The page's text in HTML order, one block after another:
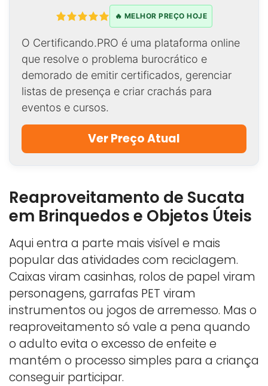
🔥 MELHOR PREÇO HOJE
O Certificando.PRO é uma plataforma online
que resolve o problema burocrático e
demorado de emitir certificados, gerenciar
listas de presença e criar crachás para
eventos e cursos.
Ver Preço Atual
Reaproveitamento de Sucata
em Brinquedos e Objetos Úteis
Aqui entra a parte mais visível e mais
popular das atividades com reciclagem.
Caixas viram casinhas, rolos de papel viram
personagens, garrafas PET viram
instrumentos ou jogos de arremesso. Mas o
reaproveitamento só vale a pena quando
o adulto evita o excesso de enfeite e
mantém o processo simples para a criança
conseguir participar.